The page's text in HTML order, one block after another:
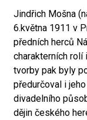
Jindřich Mošna
6.května 1911 v
předních herců
charakterních rolí
tvorby pak byly
předurčoval i
divadelního
dějin českého